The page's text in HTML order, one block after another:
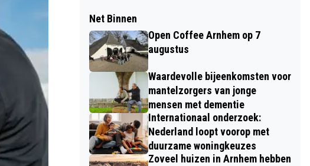
Net Binnen
Open Coffee Arnhem op 7
augustus
Waardevolle bijeenkomsten voor
mantelzorgers van jonge
mensen met dementie
Internationaal onderzoek:
Nederland loopt voorop met
duurzame woningkeuzes
Zoveel huizen in Arnhem hebben